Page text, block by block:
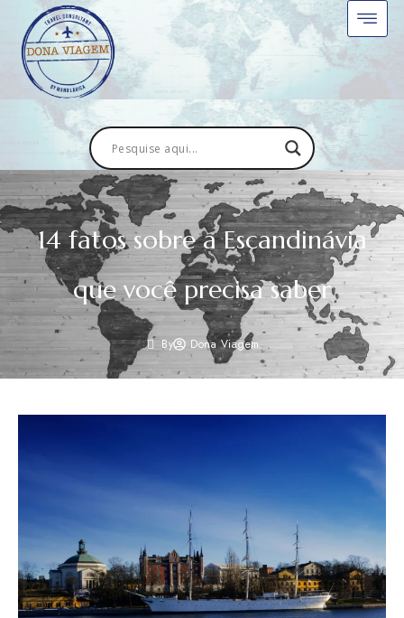
14 fatos sobre a Escandinávia
que você precisa saber
By Dona Viagem